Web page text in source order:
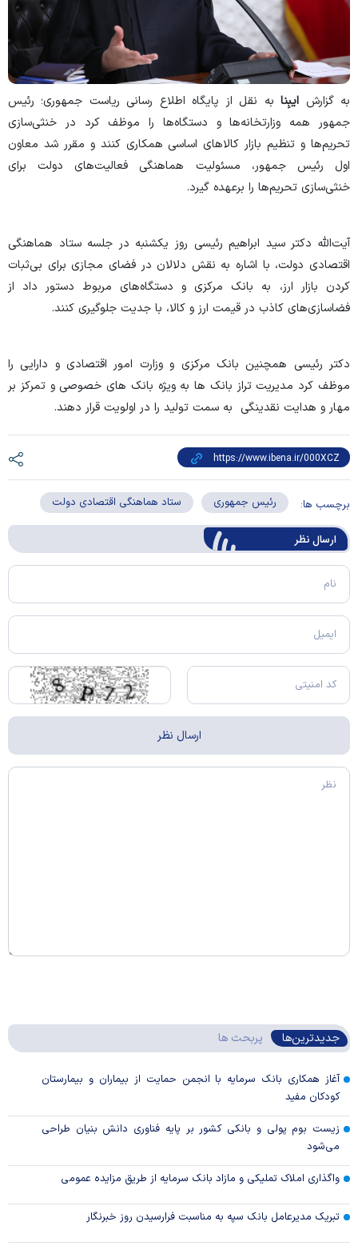
به گزارش ایبِنابه نقل از پایگاه اطلاع رسانی ریاست جمهوری؛ رئیس
جمهور همه وزارتخانه‌ها و دستگاه‌ها را موظف کرد در خنثی‌سازی
تحریم‌ها و تنظیم بازار کالاهای اساسی همکاری کنند و مقرر شد معاون
اول رئیس جمهور، مسئولیت هماهنگی فعالیت‌های دولت برای
خنثی‌سازی تحریم‌ها را برعهده گیرد.
آیت‌الله دکتر سید ابراهیم رئیسی روز یکشنبه در جلسه ستاد هماهنگی
اقتصادی دولت، با اشاره به نقش دلالان در فضای مجازی برای بی‌ثبات
کردن بازار ارز، به بانک مرکزی و دستگاه‌های مربوط دستور داد از
فضاسازی‌های کاذب در قیمت ارز و کالا، با جدیت جلوگیری کنند.
دکتر رئیسی همچنین بانک مرکزی و وزارت امور اقتصادی و دارایی را
موظف کرد مدیریت تراز بانک ها به ویژه بانک های خصوصی و تمرکز بر
مهار و هدایت نقدینگی به سمت تولید را در اولویت قرار دهند.
برچسب ها: رئیس جمهوری ستاد هماهنگی اقتصادی دولت
ارسال‌ نظر
جدیدترین‌ها پربحث ها
آغاز همکاری بانک سرمایه با انجمن حمایت از بیماران و بیمارستان
کودکان مفید
زیست بوم پولی و بانکی کشور بر پایه فناوری دانش بنیان طراحی
می‌شود
واگذاری املاک تملیکی و مازاد بانک سرمایه از طریق مزایده عمومی
تبریک مدیرعامل بانک سپه به مناسبت فرارسیدن روز خبرنگار